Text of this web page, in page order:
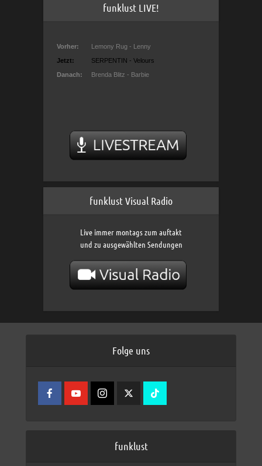
funklust LIVE!
funklust Visual Radio
Live immer montags zum auftakt
und zu ausgewählten Sendungen
Folge uns
funklust